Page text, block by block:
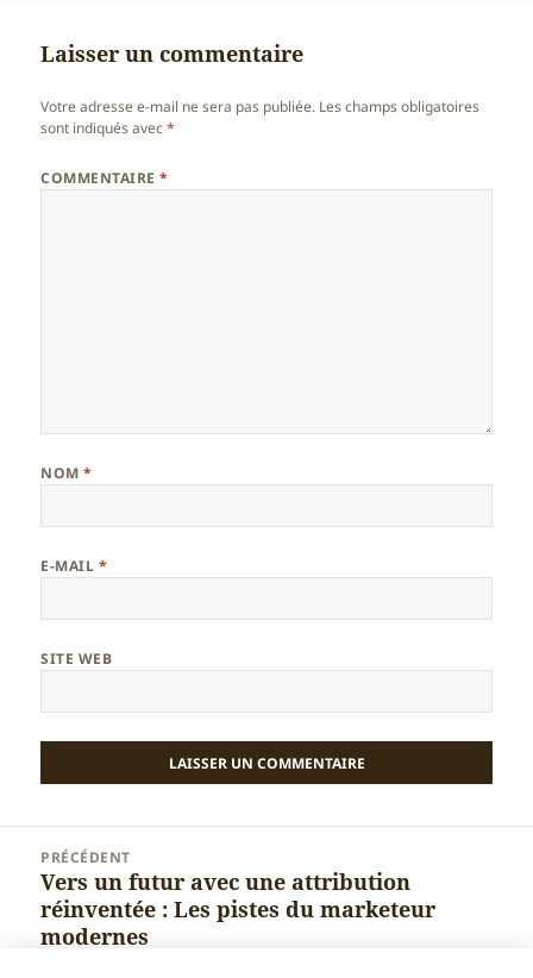
Laisser un commentaire
Votre adresse e-mail ne sera pas publiée. Les champs obligatoires
sont indiqués avec*
COMMENTAIRE*
NOM*
E-MAIL *
SITE WEB
l’article
PRÉCÉDENT
Article
précédent :
Vers un futur avec une attribution
réinventée : Les pistes du marketeur
modernes